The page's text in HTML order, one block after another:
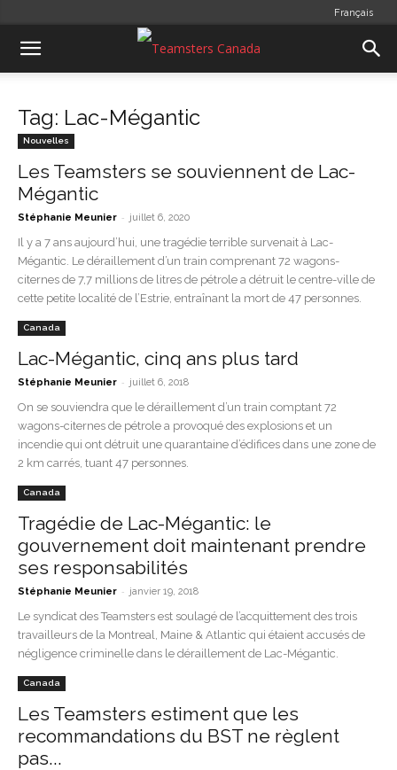
Français
Tag: Lac-Mégantic
Nouvelles
Les Teamsters se souviennent de Lac-
Mégantic
Stéphanie Meunier - juillet 6, 2020
Il y a 7 ans aujourd’hui, une tragédie terrible survenait à Lac-
Mégantic. Le déraillement d’un train comprenant 72 wagons-
citernes de 7,7 millions de litres de pétrole a détruit le centre-ville de
cette petite localité de l’Estrie, entraînant la mort de 47 personnes.
Canada
Lac-Mégantic, cinq ans plus tard
Stéphanie Meunier - juillet 6, 2018
On se souviendra que le déraillement d’un train comptant 72
wagons-citernes de pétrole a provoqué des explosions et un
incendie qui ont détruit une quarantaine d’édifices dans une zone de
2 km carrés, tuant 47 personnes.
Canada
Tragédie de Lac-Mégantic: le
gouvernement doit maintenant prendre
ses responsabilités
Stéphanie Meunier - janvier 19, 2018
Le syndicat des Teamsters est soulagé de l’acquittement des trois
travailleurs de la Montreal, Maine & Atlantic qui étaient accusés de
négligence criminelle dans le déraillement de Lac-Mégantic.
Canada
Les Teamsters estiment que les
recommandations du BST ne règlent
pas...